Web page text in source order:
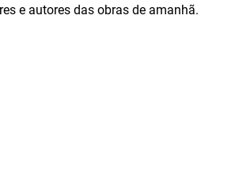
e autores das obras de amanhã.